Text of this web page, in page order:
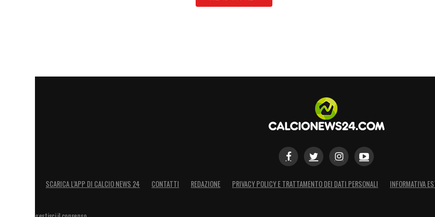
blucerchiati guardano con fiducia al prosieguo della Serie B 2025-
SCARICA L’APP DI CALCIO NEWS 24 CONTATTI REDAZIONE PRIVACY POLICY E TRATTAMENTO DEI DATI PERSONALI INFORMATIVA